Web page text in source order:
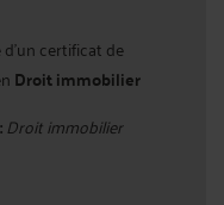
certificat de
Droit immobilier
Droit immobilier